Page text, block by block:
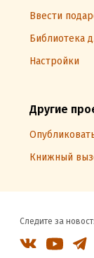
Ввести
Библиотека
Настройки
Другие
Книжный
Следите за